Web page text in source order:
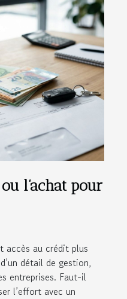
l’achat pour
accès au crédit plus
détail de gestion,
entreprises. Faut-il
l’effort avec un